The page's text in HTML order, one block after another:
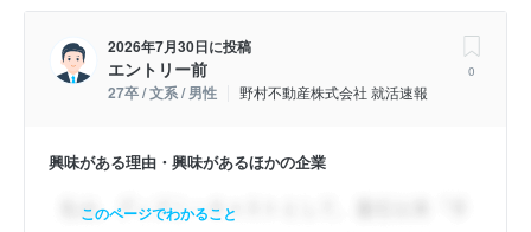
2026年7月30日に投稿
エントリー前
27卒 / 文系 / 男性 野村不動産株式会社 就活速報
0
興味がある理由・興味があるほかの企業
このページでわかること